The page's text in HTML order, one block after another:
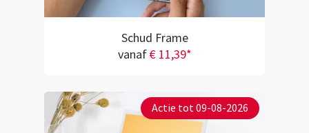
Schud Frame
vanaf€ 11,39*
Actie tot 09-08-2026